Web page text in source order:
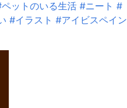
ットのいる生活 #ニート #
#イラスト #アイビスペイン